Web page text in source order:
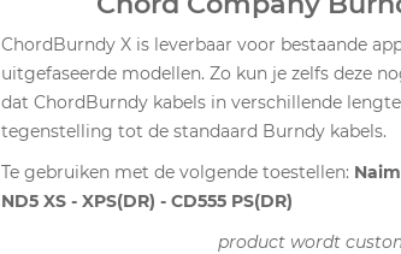
ChordBurndy X is leverbaar voor bestaande
uitgefaseerde modellen. Zo kun je zelfs deze
dat ChordBurndy kabels in verschillende
tegenstelling tot de standaard Burndy kabels.
Te gebruiken met de volgende toestellen:
ND5 XS - XPS(DR) - CD555 PS(DR)
product wordt